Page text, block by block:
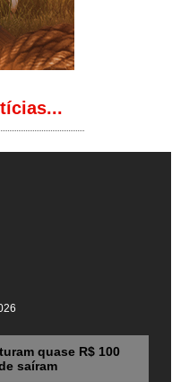
quase R$ 100
saíram